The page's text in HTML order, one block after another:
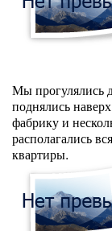
Мы прогулялись
поднялись
фабрику и
располагались
квартиры.